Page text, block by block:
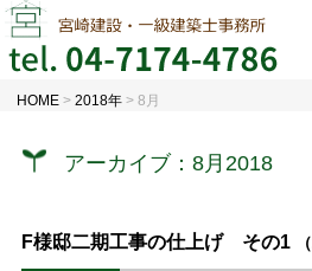
HOME >2018年 >8月
アーカイブ：8月2018
F様邸二期工事の仕上げ その1